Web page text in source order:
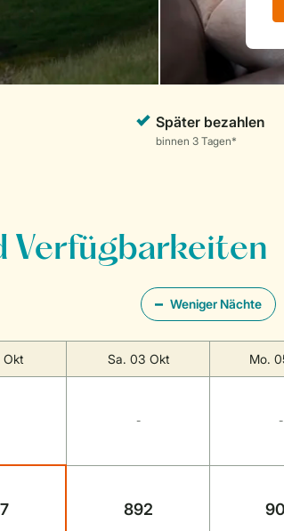
Verfügbarkeiten
Weniger Nächte
Okt Sa. 03 Okt Mo.
- -
892